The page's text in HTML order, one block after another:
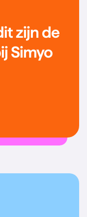
zijn de
Simyo